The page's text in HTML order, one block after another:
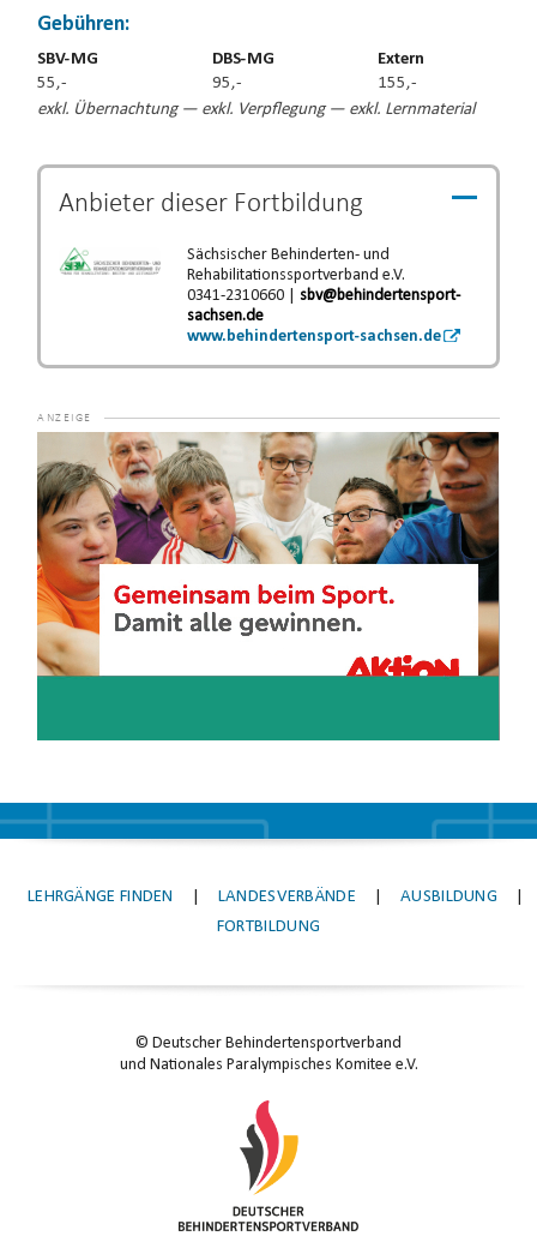
Gebühren:
SBV-MG DBS-MG
Extern
55,-
95,-
155,-
exkl. Übernachtung — exkl. Verpflegung — exkl. Lernmaterial
Anbieter dieser Fortbildung
Sächsischer Behinderten- und
Rehabilitationssportverband e.V.
0341-2310660 | sbv@behindertensport-
sachsen.de
www.behindertensport-sachsen.de
Player
LEHRGÄNGE FINDEN LANDESVERBÄNDE AUSBILDUNG
FORTBILDUNG
© Deutscher Behindertensportverband
und Nationales Paralympisches Komitee e.V.